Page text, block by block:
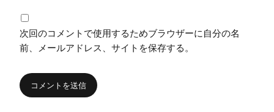
次回のコメントで使用するためブラウザーに自分の名
前、メールアドレス、サイトを保存する。